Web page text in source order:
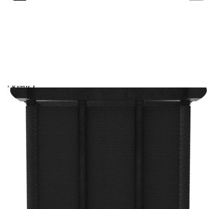
Предоставената таблица е с информационна цел.
Добавете продукта в количката си с бутона "Добави в
количката" и при поръчка ще можете да изберете броя
вноски на кредита.
Предоставената таблица е с информационна цел.
Добавете продукта в количката си с бутона "Добави в
количката" и при поръчка ще можете да изберете броя
вноски на кредита.
Предоставената таблица е с информационна цел.
Добавете продукта в количката си с бутона "Добави в